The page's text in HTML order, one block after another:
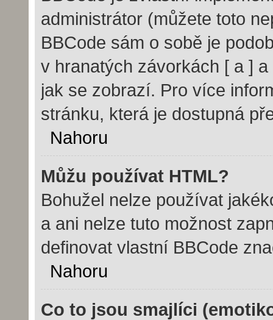
administrátor (můžete toto
BBCode sám o sobě je
v hranatých závorkách [ a ]
jak se zobrazí. Pro více
stránku, která je dostupná
Nahoru
Můžu používat HTML?
Bohužel nelze používat
a ani nelze tuto možnost
definovat vlastní BBCode
Nahoru
Co to jsou smajlíci